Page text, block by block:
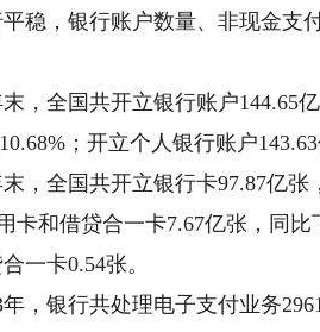
稳，银行账户数量、非现金支
全国共开立银行账户144.65
；开立个人银行账户
，全国共开立银行卡97.87亿张
卡和借贷合一卡7.67亿张，同
一卡0.54张。
银行共处理电子支付业务